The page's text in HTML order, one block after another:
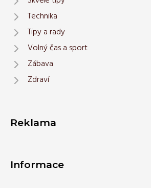
Technika
Tipy a rady
Volný čas a sport
Zábava
Zdraví
Reklama
Informace